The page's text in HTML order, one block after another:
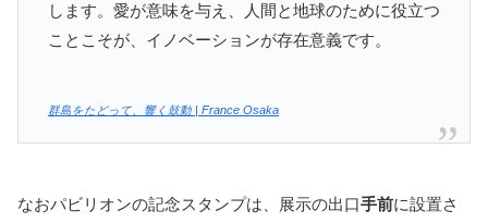
します。愛が意味を与え、人間と地球のために役立つ
ことこそが、イノベーションが存在意義です。
群島をたどって、響く鼓動 | France Osaka
なおパビリオンの記念スタンプは、展示の出口手前に設置さ